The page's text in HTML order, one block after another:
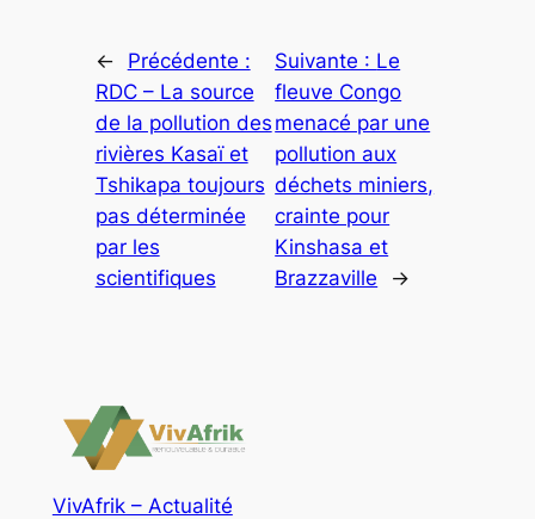
←
Précédente :
RDC – La source
de la pollution des
rivières Kasaï et
Tshikapa toujours
pas déterminée
par les
scientifiques
Suivante : Le
fleuve Congo
menacé par une
pollution aux
déchets miniers,
crainte pour
Kinshasa et
Brazzaville
→
VivAfrik – Actualité